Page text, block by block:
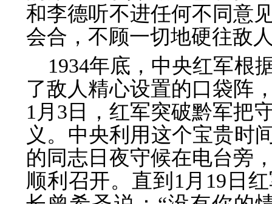
和李德听不进任何不同意
会合，不顾一切地硬往敌
1934年底，中央红军根
了敌人精心设置的口袋阵
1月3日，红军突破黔军把
义。中央利用这个宝贵时
的同志日夜守候在电台旁
顺利召开。直到1月19日